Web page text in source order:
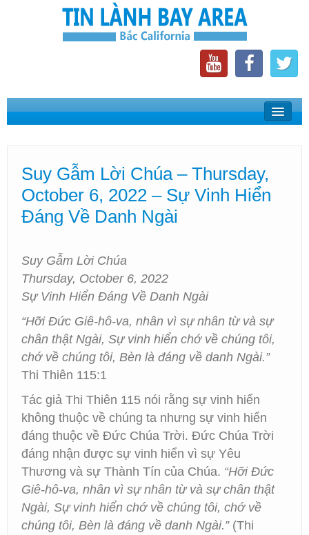
Home
Phát Thanh Tin Lành Bay Area
Các Hội Thánh Bắc California
Suy Gẫm Lời Chúa – Thursday,
October 6, 2022 – Sự Vinh Hiển
Đáng Về Danh Ngài
Suy Gẫm Lời Chúa
Thursday, October 6, 2022
Sự Vinh Hiển Đáng Về Danh Ngài
“Hỡi Đức Giê-hô-va, nhân vì sự nhân từ và sự
chân thật Ngài, Sự vinh hiển chớ về chúng tôi,
chớ về chúng tôi, Bèn là đáng về danh Ngài.”
Thi Thiên 115:1
Tác giả Thi Thiên 115 nói rằng sự vinh hiển
không thuộc về chúng ta nhưng sự vinh hiển
đáng thuộc về Đức Chúa Trời. Đức Chúa Trời
đáng nhận được sự vinh hiển vì sự Yêu
Thương và sự Thành Tín của Chúa. “Hỡi Đức
Giê-hô-va, nhân vì sự nhân từ và sự chân thật
Ngài, Sự vinh hiển chớ về chúng tôi, chớ về
chúng tôi, Bèn là đáng về danh Ngài.”(Thi